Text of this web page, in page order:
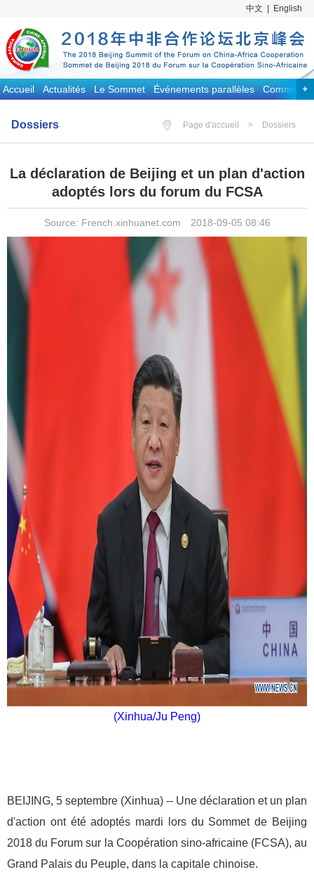
中文 English
Accueil Actualités Le Sommet Événements parallèles
Dossiers Page d'accueil > Dossiers
La déclaration de Beijing et un plan d'action
adoptés lors du forum du FCSA
Source: French.xinhuanet.com 2018-09-05 08:46
(Xinhua/Ju Peng)
BEIJING, 5 septembre (Xinhua) -- Une déclaration et un plan
d'action ont été adoptés mardi lors du Sommet de Beijing
2018 du Forum sur la Coopération sino-africaine (FCSA), au
Grand Palais du Peuple, dans la capitale chinoise.